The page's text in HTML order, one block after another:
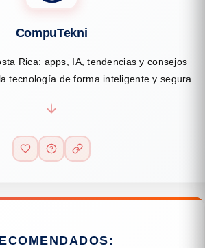
CompuTekni
Rica: apps, IA, tendencias y consejos
tecnología de forma inteligente y segura.